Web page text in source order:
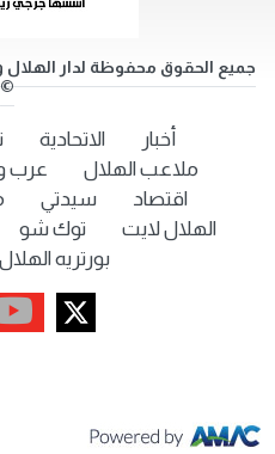
جميع الحقوق محفوظة لدار
©
أخبار الاتحادية
ملاعب الهلال
عرب
اقتصاد
سيدتي
الهلال لايت
توك شو
بورتريه الهلال